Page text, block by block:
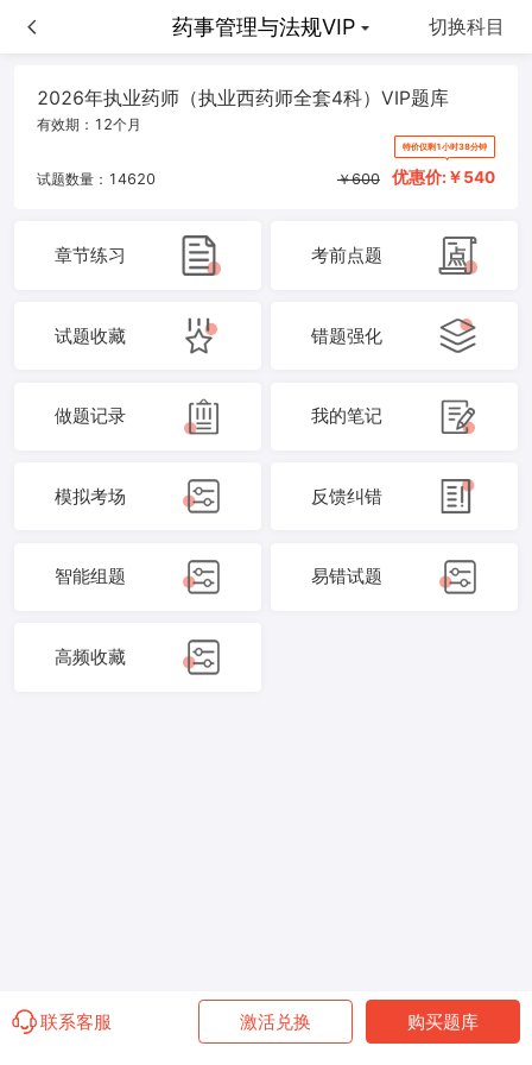
药事管理与法规VIP 切换科目
药学综合知识与技能VIP
2026年执业药师（执业西药师全套4科）VIP题库
有效期： 12个月
试题数量： 14620 ￥600
特价仅剩1小时38分钟
优惠价:￥540
章节练习 考前点题
试题收藏 错题强化
做题记录 我的笔记
模拟考场 反馈纠错
智能组题 易错试题
高频收藏
联系客服 激活兑换 购买题库